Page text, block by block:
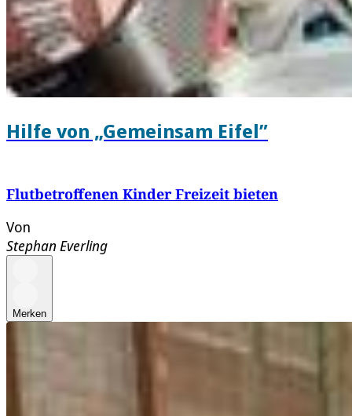
Hilfe von „Gemeinsam Eifel”
Flutbetroffenen Kinder Freizeit bieten
Von
Stephan Everling
Merken